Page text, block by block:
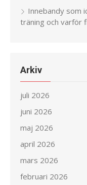
Innebandy som
träning och varför
Arkiv
juli 2026
juni 2026
maj 2026
april 2026
mars 2026
februari 2026